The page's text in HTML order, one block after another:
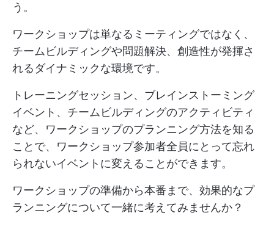
う。
ワークショップは単なるミーティングではなく、
チームビルディングや問題解決、創造性が発揮さ
れるダイナミックな環境です。
トレーニングセッション、ブレインストーミング
イベント、チームビルディングのアクティビティ
など、ワークショップのプランニング方法を知る
ことで、ワークショップ参加者全員にとって忘れ
られないイベントに変えることができます。
ワークショップの準備から本番まで、効果的なプ
ランニングについて一緒に考えてみませんか？